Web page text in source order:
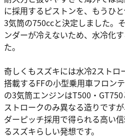
に採用するピストンを、もうひ
3気筒の750ccと決定しました。
ンダーが冷えないため、水冷化
た。
奇しくもスズキには水冷2ストロ
搭載するFFの小型乗用車フロン
の3気筒エンジンはT500・
ストロークのみ異なる造りです
ダーピッチ採用で得られる高い
るスズキらしい発想です。